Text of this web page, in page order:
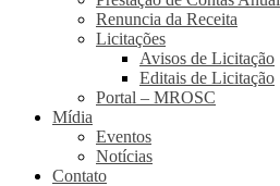
Renuncia da Receita
Licitações
Avisos de Licitação
Editais de Licitação
Portal – MROSC
Mídia
Eventos
Notícias
Contato